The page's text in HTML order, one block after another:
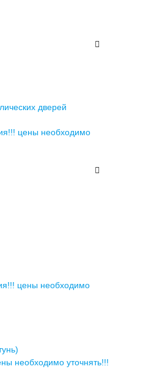
дверей
цены необходимо
цены необходимо
необходимо уточнять!!!